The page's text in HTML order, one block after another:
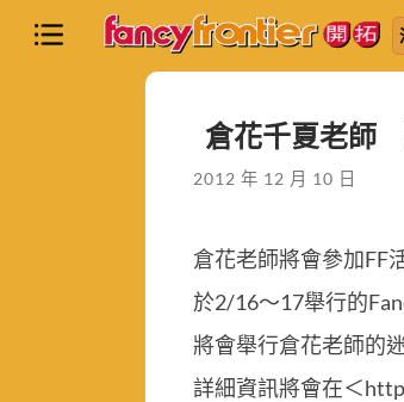
倉花千夏老師
2012 年 12 月 10 日
倉花老師將會參加FF
於2/16～17舉行的
將會舉行倉花老師的
詳細資訊將會在＜